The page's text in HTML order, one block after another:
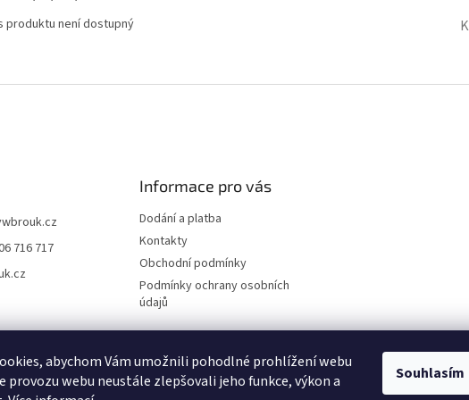
abychom Vám umožnili pohodlné prohlížení webu
provozu webu neustále zlepšovali jeho funkce, výkon a
Souhlasím
produktu není dostupný
716 717
Informace pro vás
Dodání a platba
Kontakty
Obchodní podmínky
Podmínky ochrany osobních
údajů